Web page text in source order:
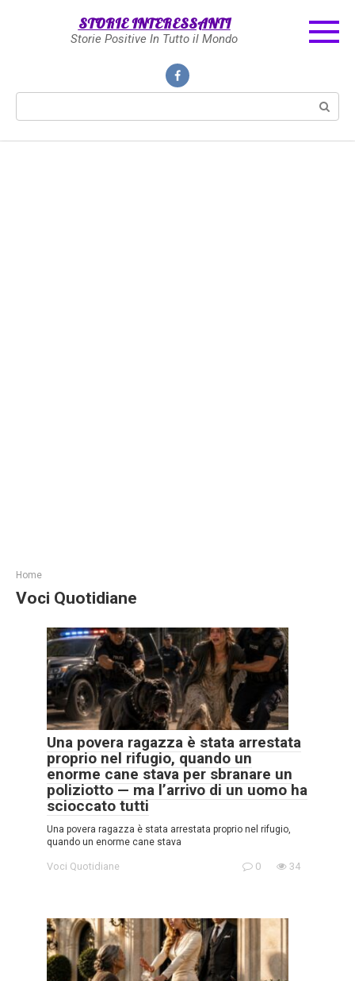
STORIE INTERESSANTI
Storie Positive In Tutto il Mondo
Home
Voci Quotidiane
Una povera ragazza è stata arrestata
proprio nel rifugio, quando un
enorme cane stava per sbranare un
poliziotto — ma l’arrivo di un uomo ha
scioccato tutti
Una povera ragazza è stata arrestata proprio nel rifugio,
quando un enorme cane stava
Voci Quotidiane 0 34